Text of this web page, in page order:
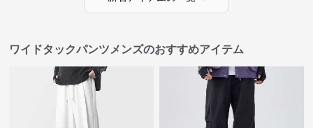
ワイドタックパンツメンズのおすすめアイテム